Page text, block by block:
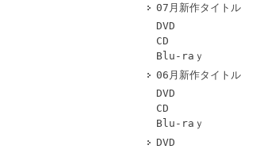
07月新作タイトル
DVD
CD
Blu-raｙ
06月新作タイトル
DVD
CD
Blu-raｙ
DVD